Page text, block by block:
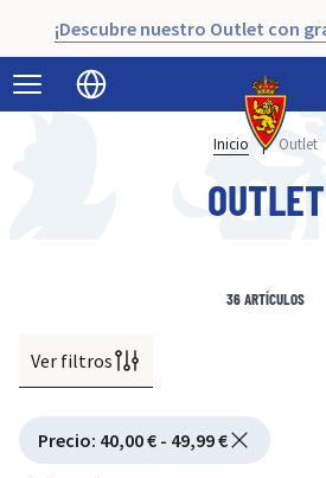
¡Descubre nuestro Outlet con
Seleccionar idioma
Inicio | Outlet
OUTLET
Ver filtros
Active filtering
Precio: 40,00 € - 49,99 €
36ARTÍCULOS